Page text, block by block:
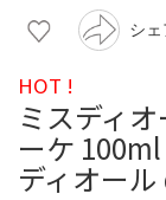
シェ
HOT !
ミスディ
ーケ
ディオー